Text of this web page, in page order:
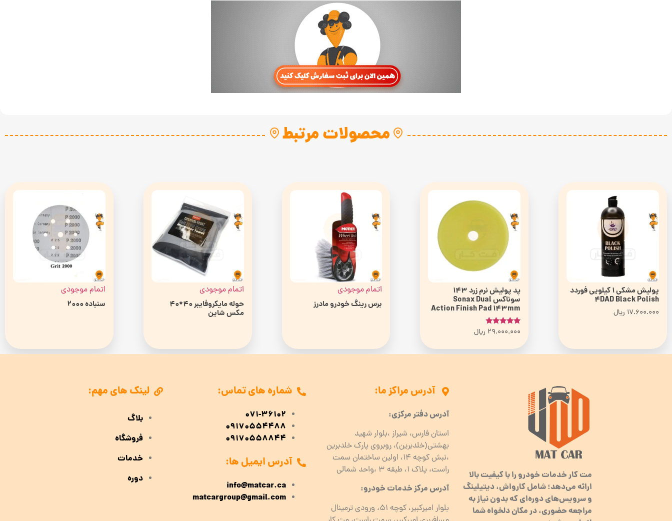
محصولات مرتبط
پولیش مشکی 1 کیلویی فوردد
4DAD Black Polish
17.600.000 ریال
پد پولیش نرم زرد 143
سوناکس Sonax Dual
Action Finish Pad 143mm
امتیاز
29.000.000 ریال
اتمام موجودی
برس رینگ خودرو مادرز
اتمام موجودی
حوله مایکروفایبر 40*40
مکس شاین
اتمام موجودی
سنباده 2000
مت کار خدمات خودرو را با کیفیت بالا
ارائه می‌دهد؛ شامل کارواش، دیتیلینگ
و سرویس‌های دوره‌ای که بدون نیاز به
مراجعه حضوری، در مکان دلخواه شما
آدرس مراکز ما:
آدرس دفتر مرکزی:
استان فارس، شیراز ،بلوار شهید
بهشتی(خلدبرین)، روبروی پارک خلدبرین
،نبش کوچه ۱۴، اولین ساختمان سمت
راست، پلاک 1، طبقه ۳ ،واحد شمالی
آدرس مرکز خدمات خودرو:
بلوار امیرکبیر، کوچه 51، ورودی ترمینال
شماره های تماس:
071-36102
09170554488
09170558844
آدرس ایمیل ها:
info@matcar.ca
matcargroup@gmail.com
لینک های مهم:
بلاگ
فروشگاه
خدمات
دوره